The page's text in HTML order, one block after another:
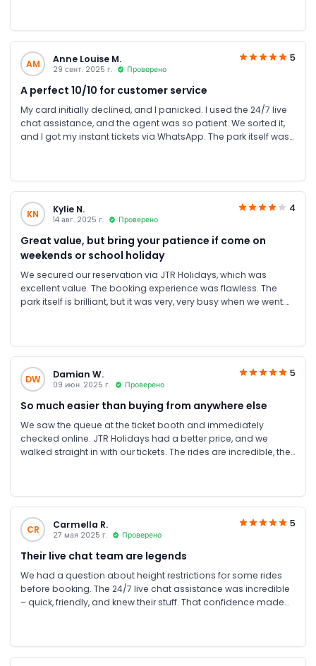
AM Anne Louise M.
29 сент. 2025 г. Проверено
5
A perfect 10/10 for customer service
My card initially declined, and I panicked. I used the 24/7 live
chat assistance, and the agent was so patient. We sorted it,
and I got my instant tickets via WhatsApp. The park itself was
KN Kylie N.
14 авг. 2025 г. Проверено
4
Great value, but bring your patience if come on
weekends or school holiday
We secured our reservation via JTR Holidays, which was
excellent value. The booking experience was flawless. The
park itself is brilliant, but it was very, very busy when we went.
DW Damian W.
09 июн. 2025 г. Проверено
5
So much easier than buying from anywhere else
We saw the queue at the ticket booth and immediately
checked online. JTR Holidays had a better price, and we
walked straight in with our tickets. The rides are incredible, the
CR Carmella R.
27 мая 2025 г. Проверено
5
Their live chat team are legends
We had a question about height restrictions for some rides
before booking. The 24/7 live chat assistance was incredible
– quick, friendly, and knew their stuff. That confidence made